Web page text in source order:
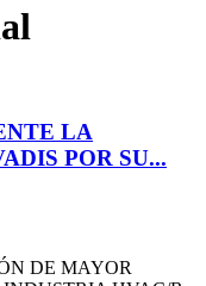
LA
POR SU...
DE MAYOR